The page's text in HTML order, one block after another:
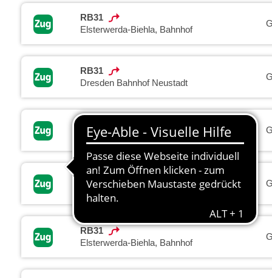
RB31
Elsterwerda-Biehla, Bahnhof
RB31
Dresden Bahnhof Neustadt
Elsterwerda, Bahnhof
RB31
Cossebaude Bahnhof
RB31
Elsterwerda-Biehla, Bahnhof